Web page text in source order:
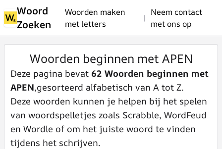
Woord
Zoeken
Woorden maken
met letters
|
Neem contact
met ons op
Woorden beginnen met APEN
Deze pagina bevat 62 Woorden beginnen met
APEN,gesorteerd alfabetisch van A tot Z.
Deze woorden kunnen je helpen bij het spelen
van woordspelletjes zoals Scrabble, WordFeud
en Wordle of om het juiste woord te vinden
tijdens het schrijven.